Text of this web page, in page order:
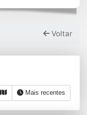
Voltar
Mais recentes